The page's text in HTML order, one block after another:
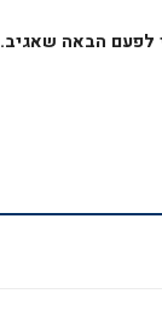
לפעם הבאה שאגיב.